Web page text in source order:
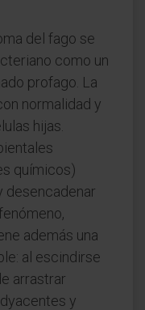
del fago se
como un
profago. La
normalidad y
hijas.
químicos)
desencadenar
además una
al escindirse
arrastrar
y